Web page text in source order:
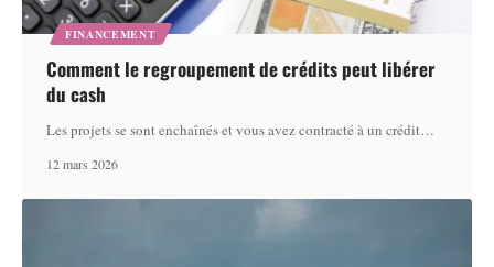
FINANCEMENT
Comment le regroupement de crédits peut libérer
du cash
Les projets se sont enchaînés et vous avez contracté à un crédit…
12 mars 2026